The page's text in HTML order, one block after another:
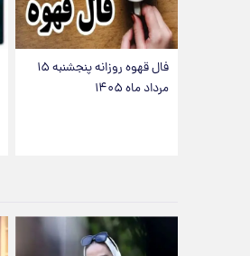
فال قهوه روزانه پنجشنبه ۱۵
مرداد ماه ۱۴۰۵